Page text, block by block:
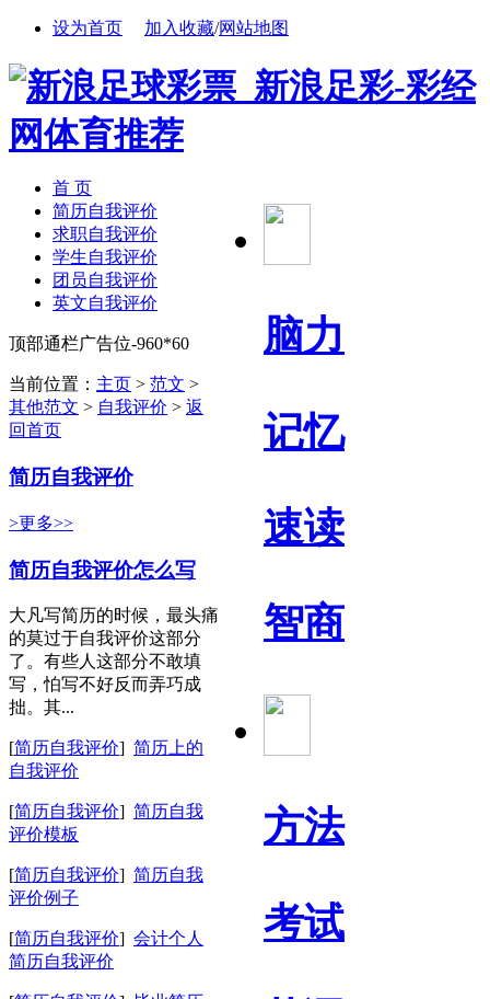
设为首页 加入收藏/网站地图
脑力
记忆
速读
智商
方法
考试
首 页
简历自我评价
求职自我评价
学生自我评价
团员自我评价
英文自我评价
顶部通栏广告位-960*60
当前位置： 主页 > 范文 >
其他范文 > 自我评价 > 返
回首页
简历自我评价
>更多>>
简历自我评价怎么写
大凡写简历的时候，最头痛
的莫过于自我评价这部分
了。有些人这部分不敢填
写，怕写不好反而弄巧成
拙。其...
[简历自我评价] 简历上的
自我评价
[简历自我评价] 简历自我
评价模板
[简历自我评价] 简历自我
评价例子
[简历自我评价] 会计个人
简历自我评价